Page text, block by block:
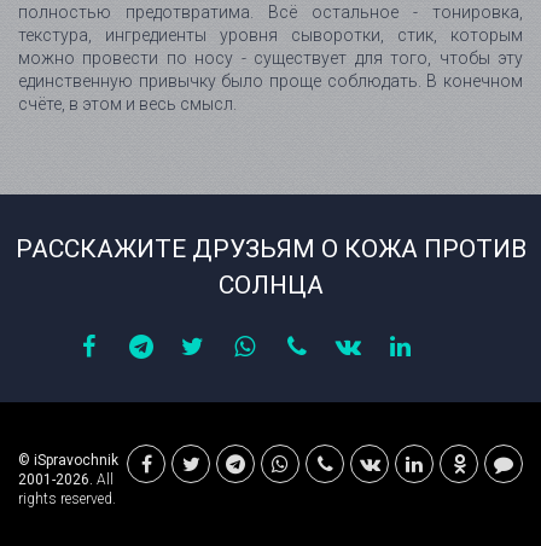
полностью предотвратима. Всё остальное - тонировка,
текстура, ингредиенты уровня сыворотки, стик, которым
можно провести по носу - существует для того, чтобы эту
единственную привычку было проще соблюдать. В конечном
счёте, в этом и весь смысл.
РАССКАЖИТЕ ДРУЗЬЯМ О КОЖА ПРОТИВ
СОЛНЦА
© iSpravochnik
2001-2026. All
rights reserved.